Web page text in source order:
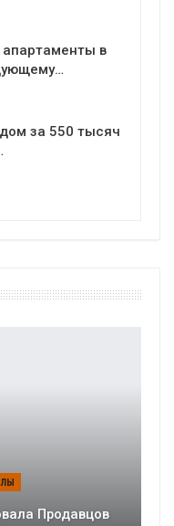
в
за 550 тысяч
Продавцов